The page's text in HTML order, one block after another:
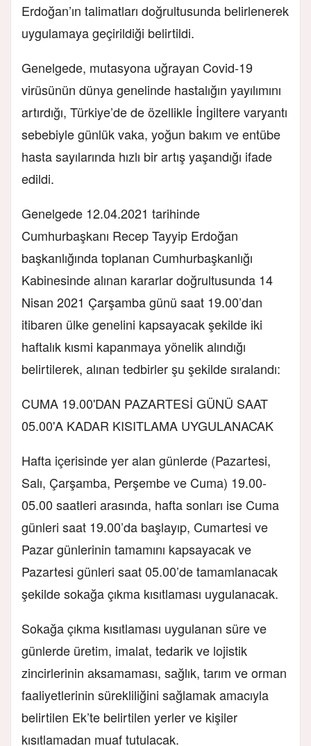
Erdoğan’ın talimatları doğrultusunda belirlenerek
uygulamaya geçirildiği belirtildi.
Genelgede, mutasyona uğrayan Covid-19
virüsünün dünya genelinde hastalığın yayılımını
artırdığı, Türkiye’de de özellikle İngiltere varyantı
sebebiyle günlük vaka, yoğun bakım ve entübe
hasta sayılarında hızlı bir artış yaşandığı ifade
edildi.
Genelgede 12.04.2021 tarihinde
Cumhurbaşkanı Recep Tayyip Erdoğan
başkanlığında toplanan Cumhurbaşkanlığı
Kabinesinde alınan kararlar doğrultusunda 14
Nisan 2021 Çarşamba günü saat 19.00’dan
itibaren ülke genelini kapsayacak şekilde iki
haftalık kısmi kapanmaya yönelik alındığı
belirtilerek, alınan tedbirler şu şekilde sıralandı:
CUMA 19.00'DAN PAZARTESİ GÜNÜ SAAT
05.00'A KADAR KISITLAMA UYGULANACAK
Hafta içerisinde yer alan günlerde (Pazartesi,
Salı, Çarşamba, Perşembe ve Cuma) 19.00-
05.00 saatleri arasında, hafta sonları ise Cuma
günleri saat 19.00’da başlayıp, Cumartesi ve
Pazar günlerinin tamamını kapsayacak ve
Pazartesi günleri saat 05.00’de tamamlanacak
şekilde sokağa çıkma kısıtlaması uygulanacak.
Sokağa çıkma kısıtlaması uygulanan süre ve
günlerde üretim, imalat, tedarik ve lojistik
zincirlerinin aksamaması, sağlık, tarım ve orman
faaliyetlerinin sürekliliğini sağlamak amacıyla
belirtilen Ek’te belirtilen yerler ve kişiler
kısıtlamadan muaf tutulacak.